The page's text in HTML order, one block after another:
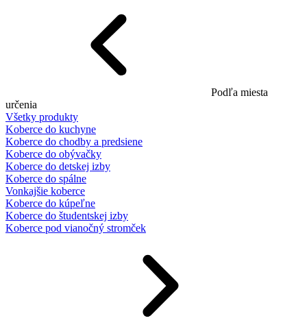
Podľa miesta
určenia
Všetky produkty
Koberce do kuchyne
Koberce do chodby a predsiene
Koberce do obývačky
Koberce do detskej izby
Koberce do spálne
Vonkajšie koberce
Koberce do kúpeľne
Koberce do študentskej izby
Koberce pod vianočný stromček